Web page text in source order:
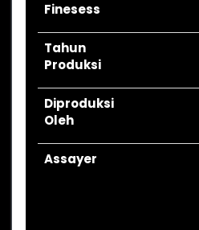
Finesess
Tahun
Produksi
Diproduksi
Oleh
Assayer